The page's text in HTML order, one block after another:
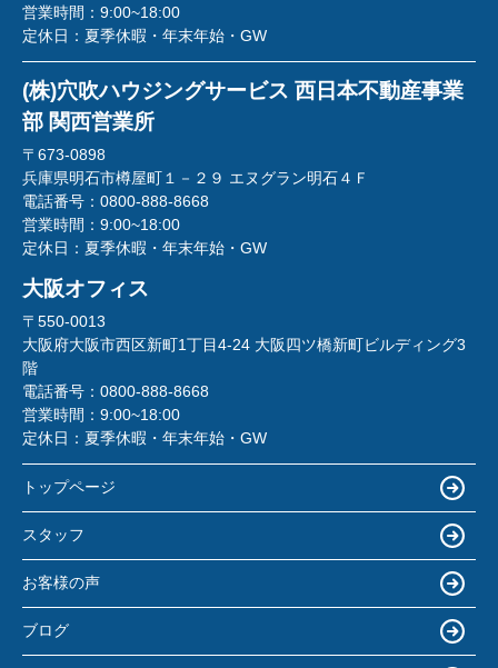
営業時間： 9:00~18:00
定休日： 夏季休暇・年末年始・GW
(株)穴吹ハウジングサービス 西日本不動産事業
部 関西営業所
〒673-0898
兵庫県明石市樽屋町１－２９ エヌグラン明石４Ｆ
電話番号： 0800-888-8668
営業時間： 9:00~18:00
定休日： 夏季休暇・年末年始・GW
大阪オフィス
〒550-0013
大阪府大阪市西区新町1丁目4-24 大阪四ツ橋新町ビルディング3
階
電話番号： 0800-888-8668
営業時間： 9:00~18:00
定休日： 夏季休暇・年末年始・GW
トップページ
スタッフ
お客様の声
ブログ